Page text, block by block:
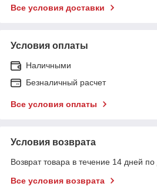
Все условия доставки
Условия оплаты
Наличными
Безналичный расчет
Все условия оплаты
Условия возврата
Возврат товара в течение 14 дней по
Все условия возврата